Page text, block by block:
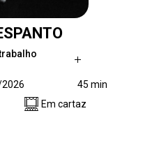
experiência
mais alto do que
boneco
apaixona-
45 min
Em cartaz